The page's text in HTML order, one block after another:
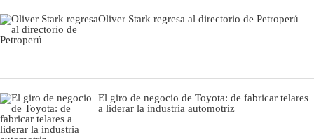
Oliver Stark regresa al directorio de Petroperú
El giro de negocio de Toyota: de fabricar telares
a liderar la industria automotriz